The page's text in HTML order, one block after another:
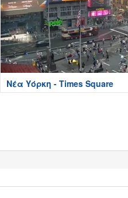
Νέα Υόρκη - Times Square